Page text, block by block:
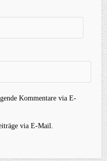
Kommentare via E-
via E-Mail.